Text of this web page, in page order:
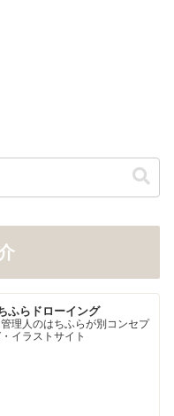
ふらドローイング
理人のはちふらが別コンセプ
イラストサイト